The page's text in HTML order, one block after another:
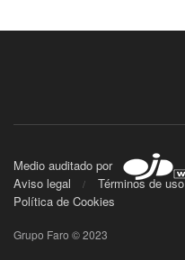
Medio auditado por
Aviso legal
Términos de uso
Política de Cookies
Grupo Faro © 2023